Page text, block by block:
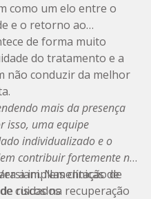
como um elo entre o
e o retorno ao
de forma muito
do tratamento e a
não conduzir da melhor
mais da presença
isso, uma equipe
individualizado e o
contribuir fortemente na
Nas clínicas de
riscos na recuperação
a implementação de
cuidados